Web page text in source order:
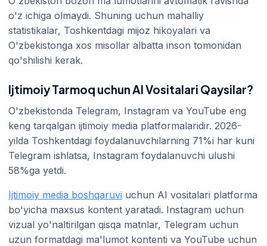
o'z ichiga olmaydi. Shuning uchun mahalliy
statistikalar, Toshkentdagi mijoz hikoyalari va
O'zbekistonga xos misollar albatta inson tomonidan
qo'shilishi kerak.
Ijtimoiy Tarmoq uchun AI Vositalari Qaysilar?
O'zbekistonda Telegram, Instagram va YouTube eng
keng tarqalgan ijtimoiy media platformalaridir. 2026-
yilda Toshkentdagi foydalanuvchilarning 71%i har kuni
Telegram ishlatsa, Instagram foydalanuvchi ulushi
58%ga yetdi.
Ijtimoiy media boshqaruvi uchun AI vositalari platforma
bo'yicha maxsus kontent yaratadi. Instagram uchun
vizual yo'naltirilgan qisqa matnlar, Telegram uchun
uzun formatdagi ma'lumot kontenti va YouTube uchun